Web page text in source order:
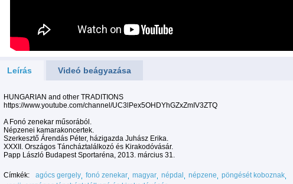
Leírás Videó beágyazása
HUNGARIAN and other TRADITIONS
https://www.youtube.com/channel/UC3lPex5OHDYhGZxZmIV3ZTQ
A Fonó zenekar műsorából.
Népzenei kamarakoncertek.
Szerkesztő Árendás Péter, házigazda Juhász Erika.
XXXII. Országos Táncháztalálkozó és Kirakodóvásár.
Papp László Budapest Sportaréna, 2013. március 31.
Címkék: agócs gergely fonó zenekar magyar népdal népzene
pöngését koboznak